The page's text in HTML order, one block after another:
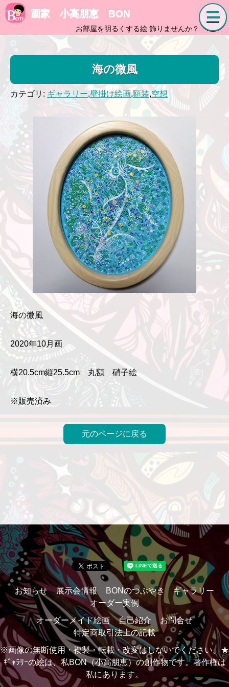
画家 小高朋恵 BON
お部屋を明るくする絵 飾りませんか？
海の微風
カテゴリ: ギャラリー,壁掛け絵画,額装,空想
海の微風
2020年10月画
横20.5cm縦25.5cm 丸額 硝子絵
※販売済み
元のページに戻る
お知らせ 展示会情報 BONのつぶやき
ギャラリー
オーダー実例
オーダーメイド絵画
自己紹介
お問合せ
特定商取引法上の記載
※画像の無断使用・複製・転載・改変はしないでください。★
ｷﾞｬﾗﾘｰの絵は、私BON（小高朋恵）の創作物です。著作権は
私にあります。